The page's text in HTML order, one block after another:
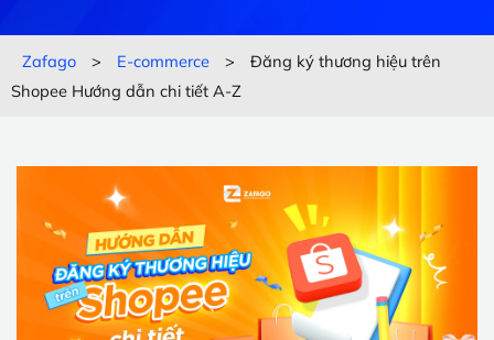
Zafago > E-commerce >
Đăng ký thương hiệu trên
Shopee Hướng dẫn chi tiết A-Z